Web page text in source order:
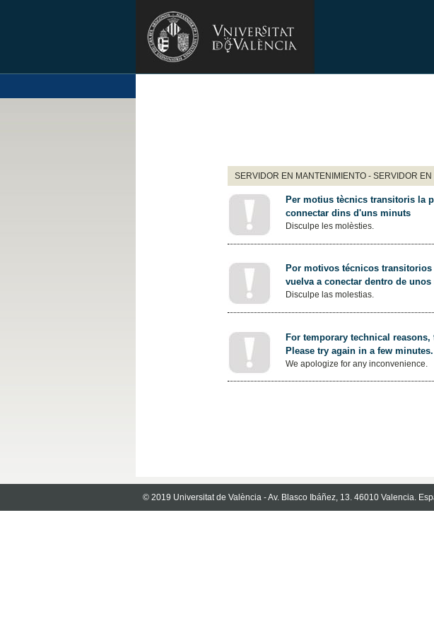
SERVIDOR EN MANTENIMIENTO - SERVIDOR
Per motius tècnics transitoris la
connectar dins d'uns minuts
Disculpe les molèsties.
Por motivos técnicos
vuelva a conectar dentro de
Disculpe las molestias.
For temporary technical
Please try again in a few minutes.
We apologize for any inconvenience.
© 2019 Universitat de València - Av. Blasco Ibáñez, 13. 46010 Valencia.